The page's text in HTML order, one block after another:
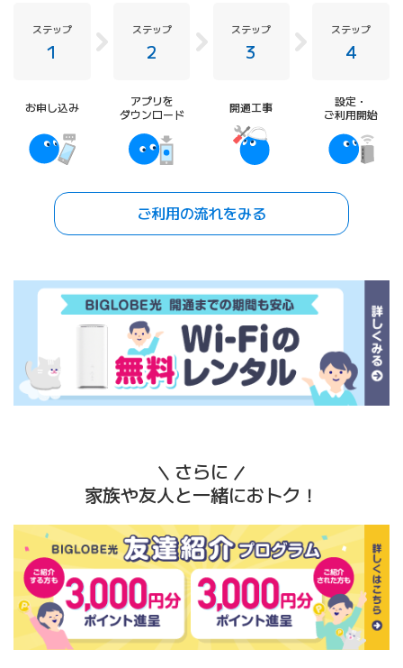
ステップ
1
お申し込み
ステップ
2
アプリを
ダウンロード
ステップ
3
開通工事
ステップ
4
設定・
ご利用開始
ご利用の流れをみる
さらに
家族や友人と一緒におトク！